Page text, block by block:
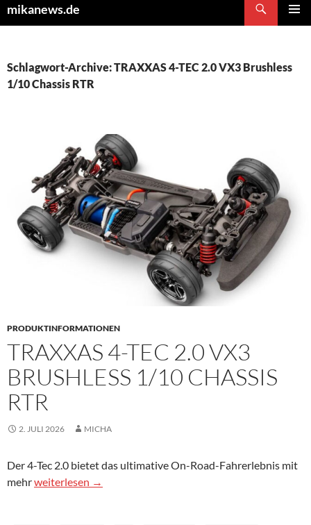
mikanews.de
Schlagwort-Archive: TRAXXAS 4-TEC 2.0 VX3 Brushless
1/10 Chassis RTR
PRODUKTINFORMATIONEN
TRAXXAS 4-TEC 2.0 VX3
BRUSHLESS 1/10 CHASSIS
RTR
2. JULI 2026 MICHA
Der 4-Tec 2.0 bietet das ultimative On-Road-Fahrerlebnis mit
mehrTRAXXAS 4-TEC 2.0 VX3 Brushless 1/10 Chassis RTR
weiterlesen →